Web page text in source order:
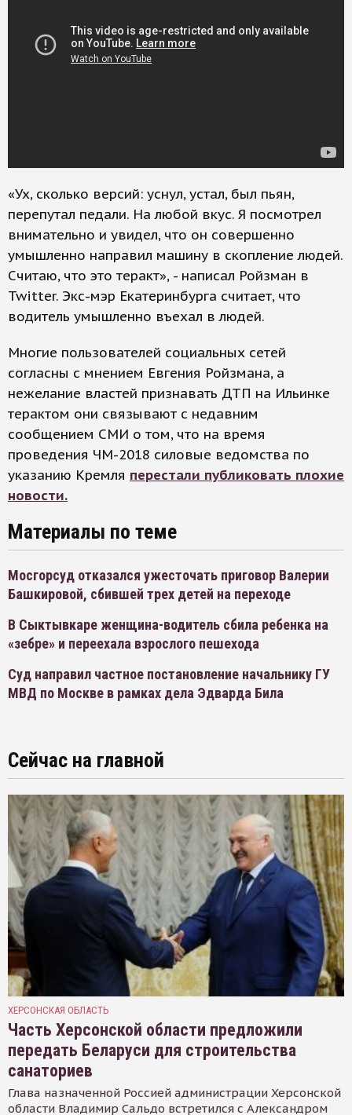
«Ух, сколько версий: уснул, устал, был пьян,
перепутал педали. На любой вкус. Я посмотрел
внимательно и увидел, что он совершенно
умышленно направил машину в скопление людей.
Считаю, что это теракт», - написал Ройзман в
Twitter. Экс-мэр Екатеринбурга считает, что
водитель умышленно въехал в людей.
Многие пользователей социальных сетей
согласны с мнением Евгения Ройзмана, а
нежелание властей признавать ДТП на Ильинке
терактом они связывают с недавним
сообщением СМИ о том, что на время
проведения ЧМ-2018 силовые ведомства по
указанию Кремля перестали публиковать плохие
новости.
Материалы по теме
Мосгорсуд отказался ужесточать приговор Валерии
Башкировой, сбившей трех детей на переходе
В Сыктывкаре женщина-водитель сбила ребенка на
«зебре» и переехала взрослого пешехода
Суд направил частное постановление начальнику ГУ
МВД по Москве в рамках дела Эдварда Била
Сейчас на главной
ХЕРСОНСКАЯ ОБЛАСТЬ
Часть Херсонской области предложили
передать Беларуси для строительства
санаториев
Глава назначенной Россией администрации Херсонской
области Владимир Сальдо встретился с Александром